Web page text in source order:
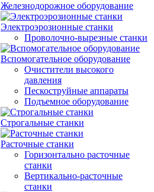
Железнодорожное оборудование
Электроэрозионные станки
Проволочно-вырезные станки
Вспомогательное оборудование
Очистители высокого
давления
Пескоструйные аппараты
Подъемное оборудование
Строгальные станки
Расточные станки
Горизонтально расточные
станки
Вертикально-расточные
станки